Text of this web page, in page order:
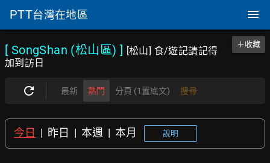
PTT台灣在地區
[ SongShan (松山區) ]
[松山] 食/遊記請記得
加到訪日
＋收藏
最新 熱門 分頁 (1置底文) 搜尋
今日 | 昨日 | 本週 | 本月 說明